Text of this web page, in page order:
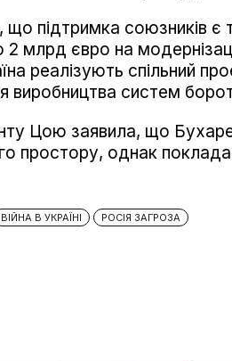
підтримка союзників є
2 млрд євро на
реалізують спільний
виробництва систем
Цою заявила, що
простору, однак
ВІЙНА В УКРАЇНІ РОСІЯ ЗАГРОЗА